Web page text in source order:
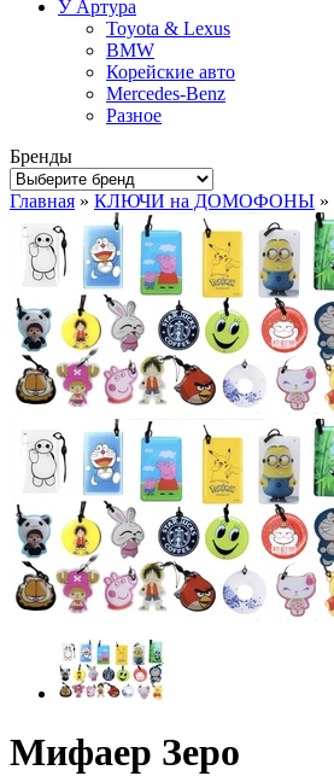
У Артура
Toyota & Lexus
BMW
Корейские авто
Mercedes-Benz
Разное
Бренды
Главная » КЛЮЧИ на ДОМОФОНЫ »
Мифаер Зеро